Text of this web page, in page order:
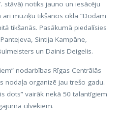
stāvā) notiks jauno un iesācēju
mūziķu tikšanos cikla “Dodam
tikšanās. Pasākumā piedalīsies
Sintija Kampāne,
un Dainis Deigelis.
nodarbības Rīgas Centrālās
nodaļa organizē jau trešo gadu.
dots” vairāk nekā 50 talantīgiem
cilvēkiem.